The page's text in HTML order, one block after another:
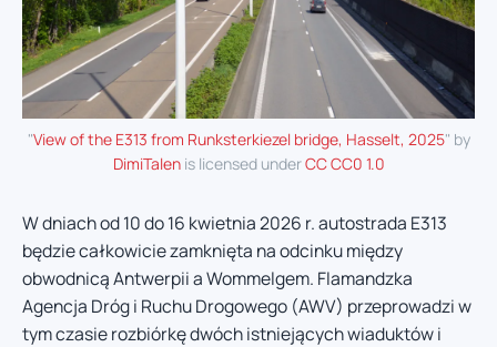
"View of the E313 from Runksterkiezel bridge, Hasselt, 2025" by
DimiTalenis licensed underCC CC0 1.0
W dniach od 10 do 16 kwietnia 2026 r. autostrada E313
będzie całkowicie zamknięta na odcinku między
obwodnicą Antwerpii a Wommelgem. Flamandzka
Agencja Dróg i Ruchu Drogowego (AWV) przeprowadzi w
tym czasie rozbiórkę dwóch istniejących wiaduktów i